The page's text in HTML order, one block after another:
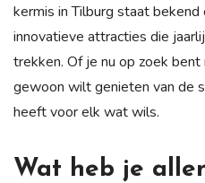
kermis in Tilburg staat
innovatieve attracties die
trekken. Of je nu op zoek bent
gewoon wilt genieten van de
heeft voor elk wat wils.
Wat heb je